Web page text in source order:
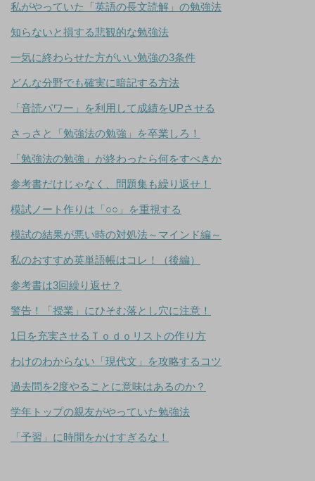
私がやっていた「英語の長文読解」の勉強法
知らないと損する悲観的な勉強法
一気に終わらせた方がいい勉強の3条件
どんな分野でも確実に暗記する方法
「音読パワー」を利用して成績をUPさせる
さっさと「勉強法の勉強」を卒業しろ！
「勉強法の勉強」が終わったら何をすべきか
参考書だけじゃなく、問題集も繰り返せ！
模試ノート作りは「○○」を重視する
模試の結果が悪い時の対処法～マインド編～
私のおすすめ英単語帳はコレ！（後編）
参考書は3回繰り返せ？
警告！「授業」にひそむ落とし穴に注意！
1日を充実させるＴｏｄｏリストの作り方
わけのわからない「現代文」を攻略するコツ
過去問を2度やることに意味はあるのか？
学年トップの親友がやっていた勉強法
「予習」に時間をかけすぎるな！